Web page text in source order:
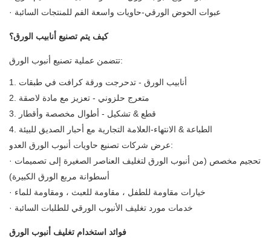
· عبوات الحوض الورقي-حاويات واسعة الفم للمنتجات السائبة
كيف يتم تصنيع أنابيب الورق؟
تتضمن عملية تصنيع أنبوب الورق:
1. أنابيب الورق - تدحرجت ورقة كرافت في طبقات
2. متعرج حلزوني - تعزيز مع مادة لاصقة
3. قطع & تشكيل - أطوال مخصصة وأقطار
4. الطباعة & الانتهاء-العلامة التجارية مع أحبار الصديق للبيئة
عرض شركات تصنيع حاويات أنبوب الورق العدو:
· تحجيم مخصص (من أنبوب الورق لتغليف العناصر الصغيرة إلى تصميمات
أسطوانة مربع الورق الكبيرة)
· خيارات مقاومة للطفل ، مقاومة للعبث ، ومقاومة للماء
· خدمات مورد تغليف الأنبوب الورقي للطلبات السائبة
فوائد استخدام تغليف أنبوب الورق